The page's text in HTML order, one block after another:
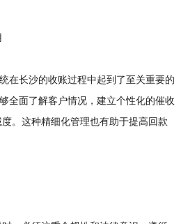
长沙的收账过程中起到了至关重要的
全面了解客户情况，建立个性化的催收
。这种精细化管理也有助于提高回款